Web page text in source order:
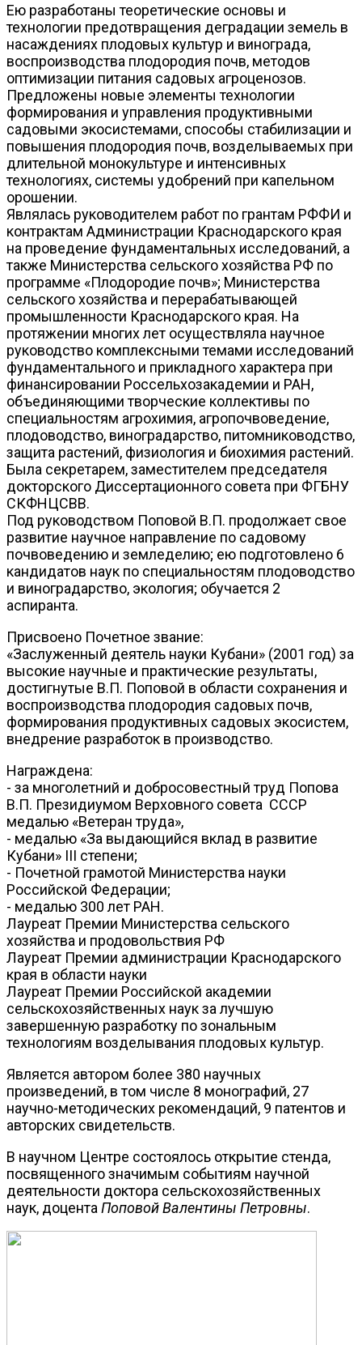
Ею разработаны теоретические основы и
технологии предотвращения деградации земель в
насаждениях плодовых культур и винограда,
воспроизводства плодородия почв, методов
оптимизации питания садовых агроценозов.
Предложены новые элементы технологии
формирования и управления продуктивными
садовыми экосистемами, способы стабилизации и
повышения плодородия почв, возделываемых при
длительной монокультуре и интенсивных
технологиях, системы удобрений при капельном
орошении.
Являлась руководителем работ по грантам РФФИ и
контрактам Администрации Краснодарского края
на проведение фундаментальных исследований, а
также Министерства сельского хозяйства РФ по
программе «Плодородие почв»; Министерства
сельского хозяйства и перерабатывающей
промышленности Краснодарского края. На
протяжении многих лет осуществляла научное
руководство комплексными темами исследований
фундаментального и прикладного характера при
финансировании Россельхозакадемии и РАН,
объединяющими творческие коллективы по
специальностям агрохимия, агропочвоведение,
плодоводство, виноградарство, питомниководство,
защита растений, физиология и биохимия растений.
Была секретарем, заместителем председателя
докторского Диссертационного совета при ФГБНУ
СКФНЦСВВ.
Под руководством Поповой В.П. продолжает свое
развитие научное направление по садовому
почвоведению и земледелию; ею подготовлено 6
кандидатов наук по специальностям плодоводство
и виноградарство, экология; обучается 2
аспиранта.
Присвоено Почетное звание:
«Заслуженный деятель науки Кубани» (2001 год) за
высокие научные и практические результаты,
достигнутые В.П. Поповой в области сохранения и
воспроизводства плодородия садовых почв,
формирования продуктивных садовых экосистем,
внедрение разработок в производство.
Награждена:
- за многолетний и добросовестный труд Попова
В.П. Президиумом Верховного совета СССР
медалью «Ветеран труда»,
- медалью «За выдающийся вклад в развитие
Кубани» III степени;
- Почетной грамотой Министерства науки
Российской Федерации;
- медалью 300 лет РАН.
Лауреат Премии Министерства сельского
хозяйства и продовольствия РФ
Лауреат Премии администрации Краснодарского
края в области науки
Лауреат Премии Российской академии
сельскохозяйственных наук за лучшую
завершенную разработку по зональным
технологиям возделывания плодовых культур.
Является автором более 380 научных
произведений, в том числе 8 монографий, 27
научно-методических рекомендаций, 9 патентов и
авторских свидетельств.
В научном Центре состоялось открытие стенда,
посвященного значимым событиям научной
деятельности доктора сельскохозяйственных
наук, доцента Поповой Валентины Петровны.